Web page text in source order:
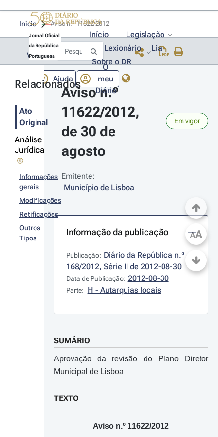
Jornal Oficial
da República
Portuguesa
Início
Legislação
Lexionário
Lia
Sobre o DR
Ajuda
O
meu
Diário
Início
Voltar
Relacionados
Ato
Original
Análise
Jurídica
Informações
gerais
Modificações
Retificações
Outros
Tipos
Aviso n.º
11622/2012,
de 30 de
agosto
Em vigor
Emitente:
Município de Lisboa
Informação da publicação
Publicação: Diário da República n.º
168/2012, Série II de 2012-08-30
Data de Publicação: 2012-08-30
Parte: H - Autarquias locais
SUMÁRIO
Aprovação da revisão do Plano Diretor
Municipal de Lisboa
TEXTO
Aviso n.º 11622/2012
AA